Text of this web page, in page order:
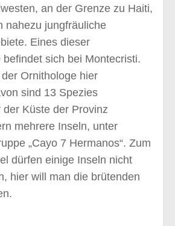
an der Grenze zu Haiti,
nahezu jungfräuliche
Eines dieser
befindet sich bei Montecristi.
Ornithologe hier
sind 13 Spezies
Küste der Provinz
mehrere Inseln, unter
„Cayo 7 Hermanos“. Zum
dürfen einige Inseln nicht
hier will man die brütenden